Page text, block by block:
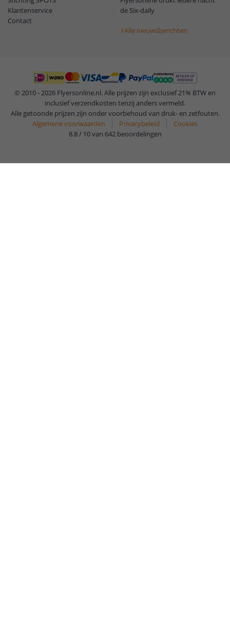
Klantenservice
Contact
de Six-daily
Alle nieuwsberichten
© 2010 - 2026 Flyersonline.nl. Alle prijzen zijn exclusief 21% BTW en
inclusief verzendkosten tenzij anders vermeld.
Alle getoonde prijzen zijn onder voorbehoud van druk- en zetfouten.
Algemene voorwaarden
Privacybeleid
Cookies
8.8 / 10 van 642 beoordelingen